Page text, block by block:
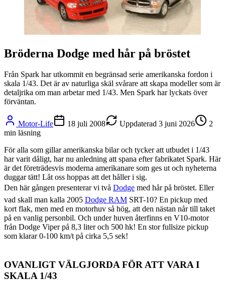
Bröderna Dodge med hår på bröstet
Från Spark har utkommit en begränsad serie amerikanska fordon i
skala 1/43. Det är av naturliga skäl svårare att skapa modeller som är
detaljrika om man arbetar med 1/43. Men Spark har lyckats över
förväntan.
Motor-Life 18 juli 2008 Uppdaterad 3 juni 2026
2
min läsning
För alla som gillar amerikanska bilar och tycker att utbudet i 1/43
har varit dåligt, har nu anledning att spana efter fabrikatet Spark. Här
är det företrädesvis moderna amerikanare som ges ut och nyheterna
duggar tätt! Låt oss hoppas att det håller i sig.
Den här gången presenterar vi två Dodge med hår på bröstet. Eller
vad skall man kalla 2005 Dodge RAM SRT-10? En pickup med
kort flak, men med en motorhuv så hög, att den nästan når till taket
på en vanlig personbil. Och under huven återfinns en V10-motor
från Dodge Viper på 8,3 liter och 500 hk! En stor fullsize pickup
som klarar 0-100 km/t på cirka 5,5 sek!
OVANLIGT VÄLGJORDA FÖR ATT VARA I
SKALA 1/43